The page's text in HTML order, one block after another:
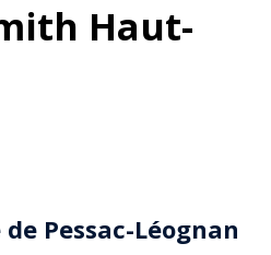
Haut-
Pessac-Léognan